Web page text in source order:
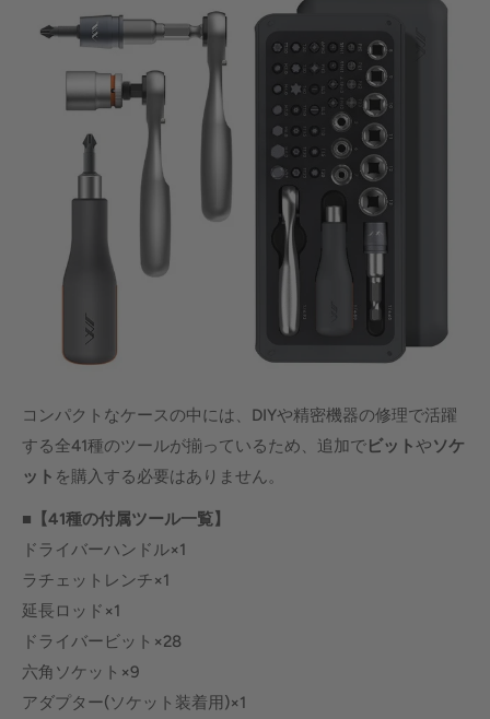
コンパクトなケースの中には、DIYや精密機器の修理で活躍
する全41種のツールが揃っているため、追加で ビットやソケ
ット を購入する必要はありません。
■ 【41種の付属ツール一覧】
ドライバーハンドル×1
ラチェットレンチ×1
延長ロッド×1
ドライバービット×28
六角ソケット×9
アダプター(ソケット装着用)×1